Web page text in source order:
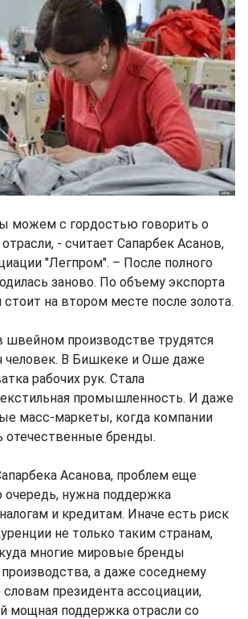
можем с гордостью говорить о
- считает Сапарбек Асанов,
"Легпром". – После полного
заново. По объему экспорта
стоит на втором месте после золота.
швейном производстве трудятся
человек. В Бишкеке и Оше даже
рабочих рук. Стала
промышленность. И даже
масс-маркеты, когда компании
отечественные бренды.
Асанова, проблем еще
очередь, нужна поддержка
и кредитам. Иначе есть риск
не только таким странам,
многие мировые бренды
а даже соседнему
словам президента ассоциации,
мощная поддержка отрасли со